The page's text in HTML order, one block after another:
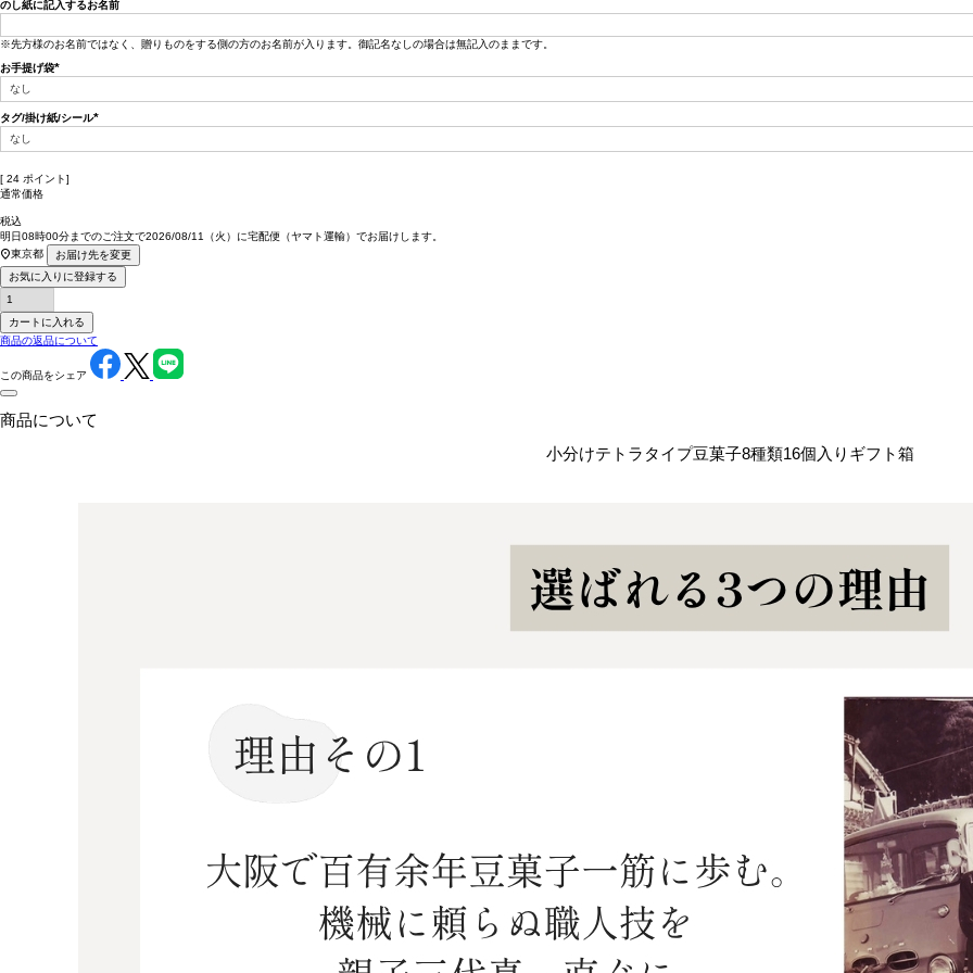
のし紙に記入するお名前
※先方様のお名前ではなく、贈りものをする側の方のお名前が入ります。御記名なしの場合は無記入のままです。
お手提げ袋
須)
タグ/掛け紙/シール
須)
[ 24 ポイント]
通常価格
税込
明日08時00分までのご注文で2026/08/11（火） に宅配便（ヤマト運輸） でお届けします。
東京都
お届け先を変更
お気に入りに登録する
カートに入れる
商品の返品について
この商品をシェア
商品について
小分けテトラタイプ豆菓子8種類16個入りギフト箱